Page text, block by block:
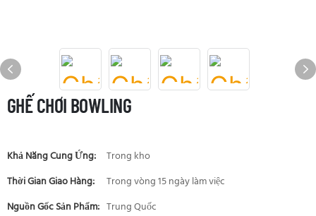
GHẾ CHƠI BOWLING
Khả Năng Cung Ứng:
Trong kho
Thời Gian Giao Hàng:
Trong vòng 15 ngày làm việc
Nguồn Gốc Sản Phẩm: Trung Quốc